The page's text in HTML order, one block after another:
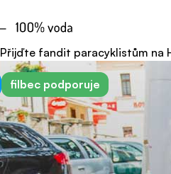
Přijďte fandit paracyklistům na
filbec podporuje